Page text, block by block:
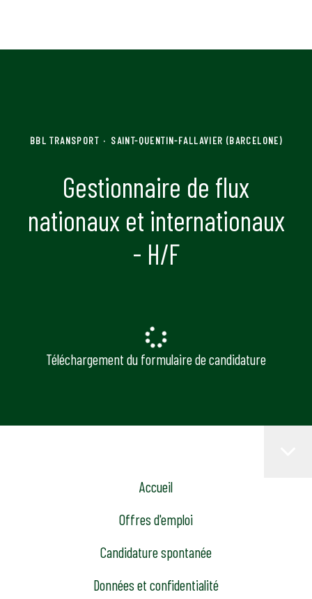
BBL TRANSPORT · SAINT-QUENTIN-FALLAVIER (BARCELONE)
Gestionnaire de flux
nationaux et internationaux
- H/F
Téléchargement du formulaire de candidature
Accueil
Offres d'emploi
Candidature spontanée
Données et confidentialité